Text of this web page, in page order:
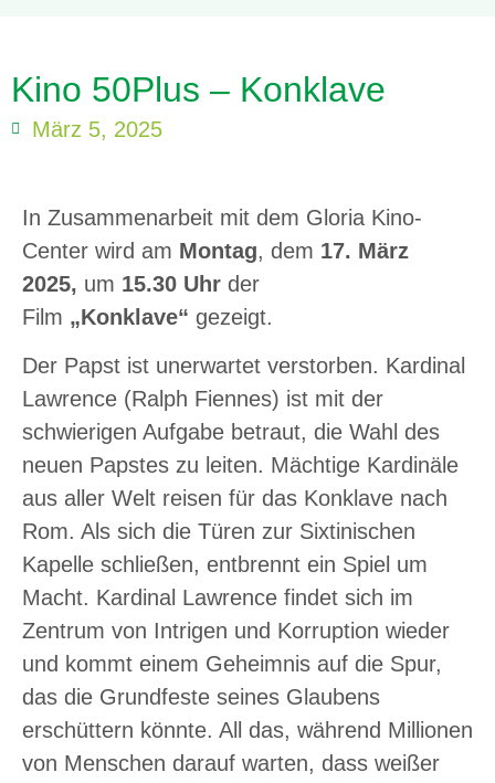
Kino 50Plus – Konklave
März 5, 2025
In Zusammenarbeit mit dem Gloria Kino-
Center wird am Montag, dem 17. März
2025, um 15.30 Uhr der
Film „Konklave“ gezeigt.
Der Papst ist unerwartet verstorben. Kardinal
Lawrence (Ralph Fiennes) ist mit der
schwierigen Aufgabe betraut, die Wahl des
neuen Papstes zu leiten. Mächtige Kardinäle
aus aller Welt reisen für das Konklave nach
Rom. Als sich die Türen zur Sixtinischen
Kapelle schließen, entbrennt ein Spiel um
Macht. Kardinal Lawrence findet sich im
Zentrum von Intrigen und Korruption wieder
und kommt einem Geheimnis auf die Spur,
das die Grundfeste seines Glaubens
erschüttern könnte. All das, während Millionen
von Menschen darauf warten, dass weißer